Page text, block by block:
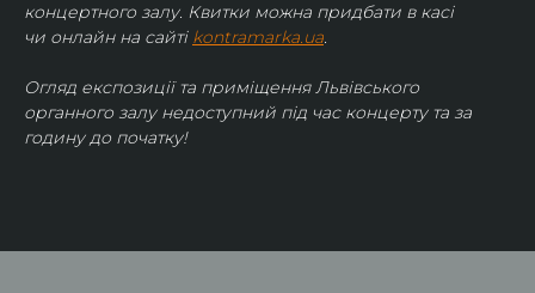
концертного залу. Квитки можна придбати в касі
чи онлайн на сайті kontramarka.ua.
Огляд експозиції та приміщення Львівського
органного залу недоступний під час концерту та за
годину до початку!